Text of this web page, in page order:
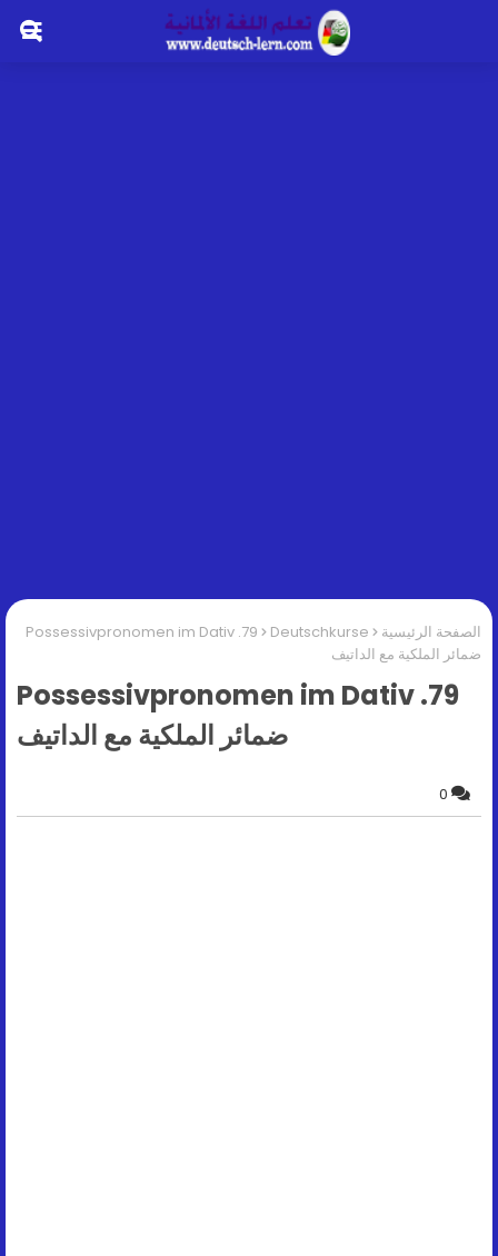
الصفحة الرئيسية Deutschkurse
79. Possessivpronomen im Dativ
ضمائر الملكية مع الداتيف
79. Possessivpronomen im Dativ
ضمائر الملكية مع الداتيف